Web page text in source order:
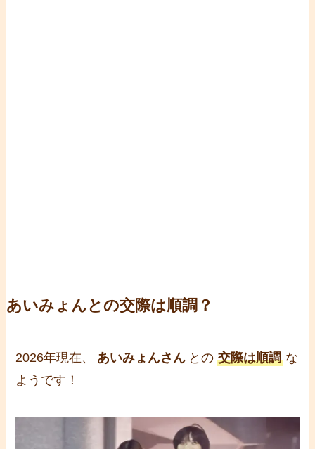
あいみょんとの交際は順調？
2026年現在、 あいみょんさん との 交際は順調 な
ようです！